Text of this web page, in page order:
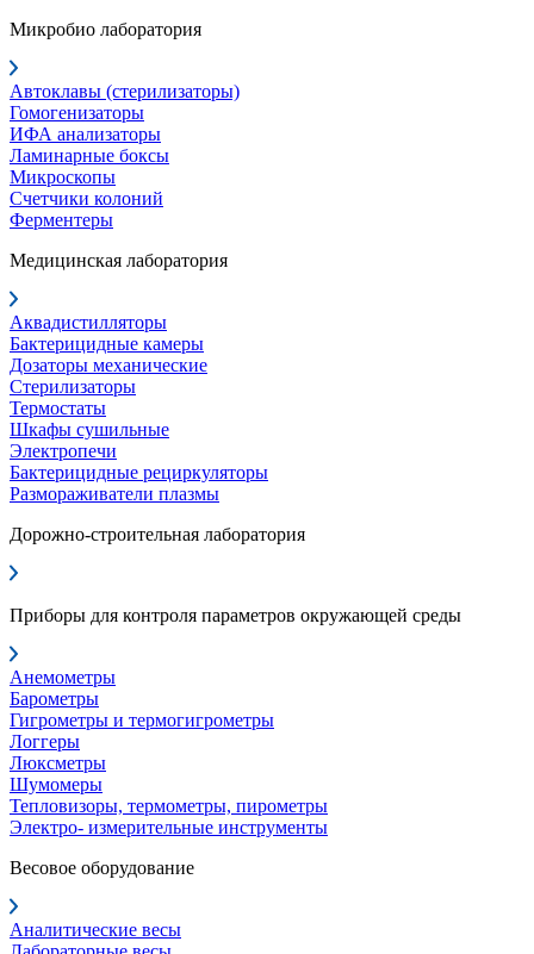
Микробио лаборатория
Автоклавы (стерилизаторы)
Гомогенизаторы
ИФА анализаторы
Ламинарные боксы
Микроскопы
Счетчики колоний
Ферментеры
Медицинская лаборатория
Аквадистилляторы
Бактерицидные камеры
Дозаторы механические
Стерилизаторы
Термостаты
Шкафы сушильные
Электропечи
Бактерицидные рециркуляторы
Размораживатели плазмы
Дорожно-строительная лаборатория
Приборы для контроля параметров окружающей среды
Анемометры
Барометры
Гигрометры и термогигрометры
Логгеры
Люксметры
Шумомеры
Тепловизоры, термометры, пирометры
Электро- измерительные инструменты
Весовое оборудование
Аналитические весы